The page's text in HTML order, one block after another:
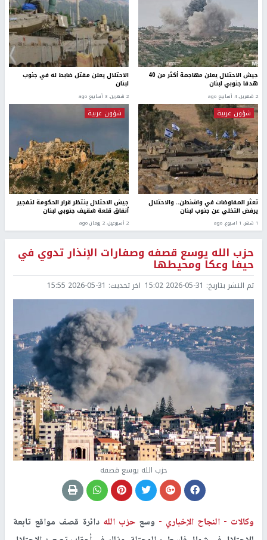
جيش الاحتلال يعلن مهاجمة أكثر من 40
هدفا جنوبي لبنان
2 شهرين، 4 أسابيع ago
الاحتلال يعلن مقتل ضابط له في جنوب
لبنان
2 شهرين، 3 أسابيع ago
شؤون عربية
تعثر المفاوضات في واشنطن.. والاحتلال
يرفض التخلي عن جنوب لبنان
1 شهر، 1 اسبوع. ago
شؤون عربية
جيش الاحتلال ينتظر قرار الحكومة لتفجير
أنفاق قلعة شقيف جنوبي لبنان
2 أسبوعين، 2 يومان ago
حزب الله يوسع قصفه وصفارات الإنذار تدوي في
حيفا وعكا ومحيطها
تم النشر بتاريخ: 2026-05-31 15:02 اخر تحديث: 2026-05-31 15:55
حزب الله يوسع قصفه
وكالات -النجاح الإخباري - وسعحزب الله دائرة قصف مواقع تابعة